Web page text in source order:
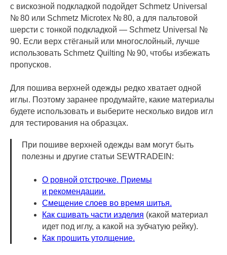
с вискозной подкладкой подойдет Schmetz Universal
№ 80 или Schmetz Microtex № 80, а для пальтовой
шерсти с тонкой подкладкой — Schmetz Universal №
90. Если верх стёганый или многослойный, лучше
использовать Schmetz Quilting № 90, чтобы избежать
пропусков.
Для пошива верхней одежды редко хватает одной
иглы. Поэтому заранее продумайте, какие материалы
будете использовать и выберите несколько видов игл
для тестирования на образцах.
При пошиве верхней одежды вам могут быть
полезны и другие статьи SEWTRADEIN:
О ровной отстрочке. Приемы
и рекомендации.
Смещение слоев во время шитья.
Как сшивать части изделия (какой материал
идет под иглу, а какой на зубчатую рейку).
Как прошить утолщение.